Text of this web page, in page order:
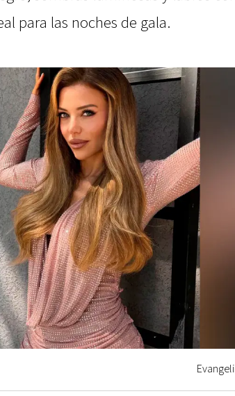
para las noches de gala.